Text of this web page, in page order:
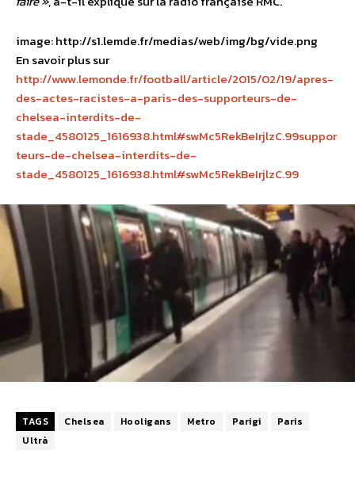
image: http://s1.lemde.fr/medias/web/img/bg/vide.png
En savoir plus sur
http://www.lemonde.fr/football/article/2015/02/19/apres-
des-actes-racistes-a-paris-des-supporteurs-de-
chelsea-interdits-de-
stade_4580125_1616938.html#swMc5RekBeIrjlzC.99suppor
teurs-de-chelsea-interdits-de-
stade_4580125_1616938.html#swMc5RekBeIrjlzC.99
TAGS Chelsea Hooligans Metro Parigi
Paris
Ultrà